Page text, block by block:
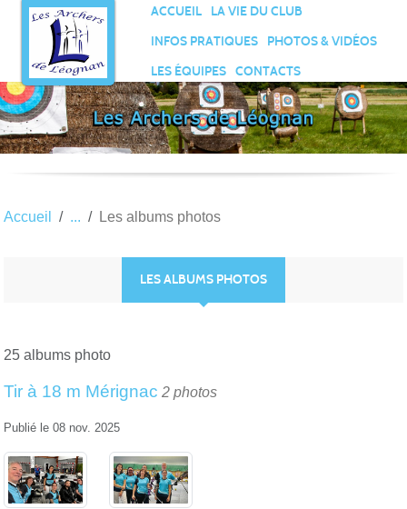
ACCUEIL
LA VIE DU CLUB
INFOS PRATIQUES
PHOTOS & VIDÉOS
LES ÉQUIPES
CONTACTS
Accueil Les albums photos
LES ALBUMS PHOTOS
25 albums photo
Tir à 18 m Mérignac 2 photos
Publié le 08 nov. 2025
Panneau de gestion des cookies